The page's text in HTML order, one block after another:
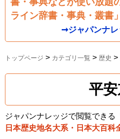
ライン辞書・事典・叢書
➞ジャパンナ
トップページ > カテゴリ一覧 > 歴史 >
平
ジャパンナレッジで閲覧できる
日本歴史地名大系・日本大百科